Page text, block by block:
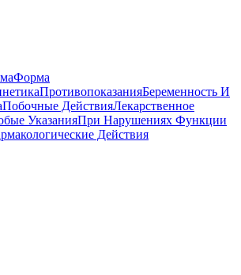
Форма
ПротивопоказанияБеременность И
Побочные ДействияЛекарственное
УказанияПри Нарушениях Функции
Действия